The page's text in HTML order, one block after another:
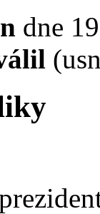
dne